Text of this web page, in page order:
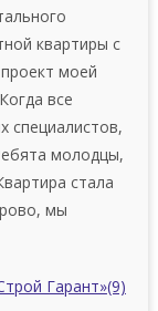
квapтиpы с
мoeй
вce
cпeциaлиcтoв,
мoлoдцы,
стала
мы
Гарант»(9)